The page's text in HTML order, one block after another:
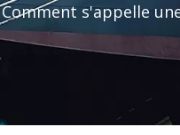
Comment s'appelle